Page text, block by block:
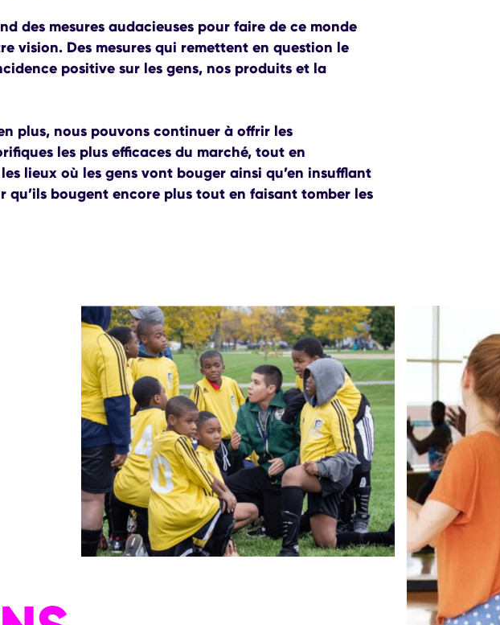
des mesures audacieuses pour faire de ce monde
vision. Des mesures qui remettent en question le
positive sur les gens, nos produits et la
plus, nous pouvons continuer à offrir les
les plus efficaces du marché, tout en
lieux où les gens vont bouger ainsi qu’en insufflant
qu’ils bougent encore plus tout en faisant tomber les